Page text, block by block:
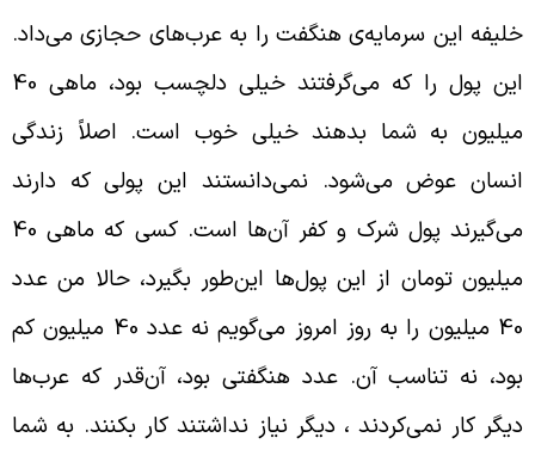
این سرمایه‌ی هنگفت را به عرب‌های حجازی می‌داد.
این پول را که می‌گرفتند خیلی دلچسب بود، ماهی 40
به شما بدهند خیلی خوب است. اصلاً زندگی
عوض می‌شود. نمی‌دانستند این پولی که دارند
می‌گیرند پول شرک و کفر آن‌ها است. کسی که ماهی 40
تومان از این پول‌ها این‌طور بگیرد، حالا من عدد
40 میلیون را به روز امروز می‌گویم نه عدد 40 میلیون کم
نه تناسب آن. عدد هنگفتی بود، آن‌قدر که عرب‌ها
کار نمی‌کردند ، دیگر نیاز نداشتند کار بکنند. به شما